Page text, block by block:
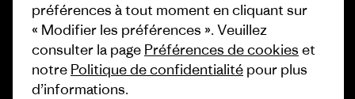
© 2026 Patagonia, Inc. All Rights Reserved.
préférences à tout moment en cliquant sur
« Modifier les préférences ». Veuillez
consulter la page Préférences de cookies et
notre Politique de confidentialité pour plus
d’informations.